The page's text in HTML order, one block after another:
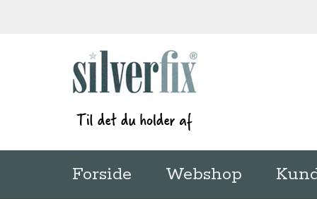
Forside Webshop